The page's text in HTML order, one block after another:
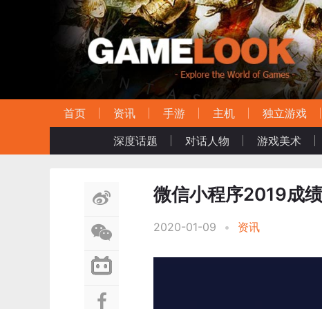
首页 资讯 手游 主机 独立游戏
深度话题
对话人物 游戏美术
微信小程序2019成
2020-01-09 • 资讯